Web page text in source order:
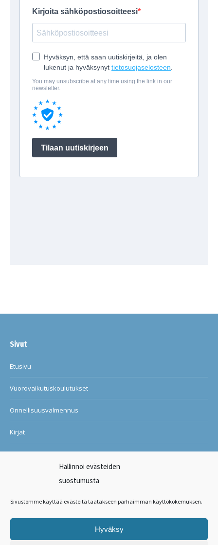
Hallinnoi evästeiden
suostumusta
Sivustomme käyttää evästeitä taatakseen parhaimman käyttökokemuksen.
Hyväksy
Sivut
Etusivu
Vuorovaikutuskoulutukset
Onnellisuusvalmennus
Kirjat
Blogi
Suosituksia asiakkailtani
Ota yhteyttä